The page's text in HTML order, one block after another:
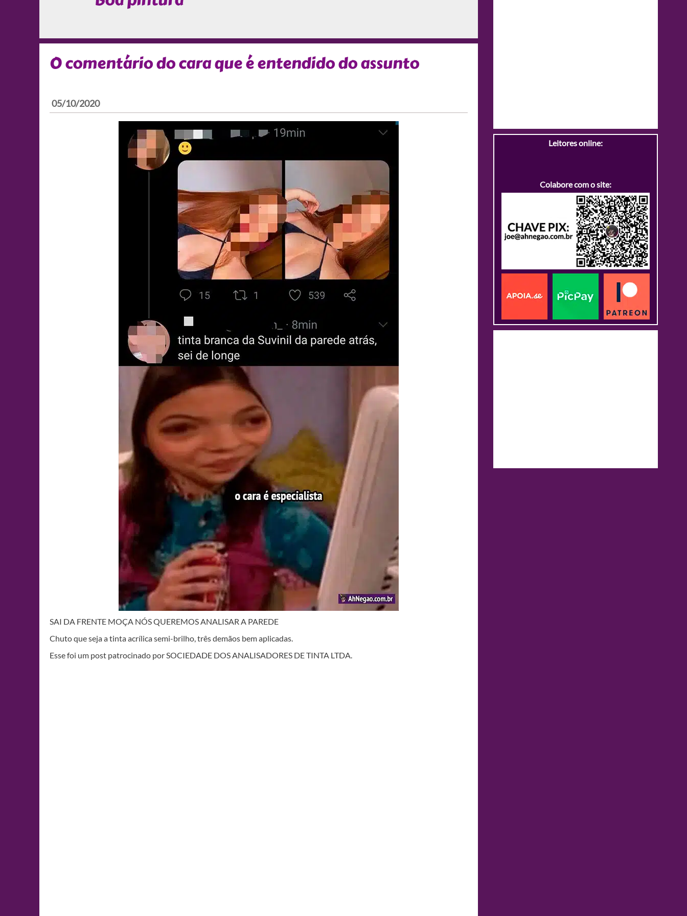
O comentário do cara que é entendido do assunto
05/10/2020
SAI DA FRENTE MOÇA NÓS QUEREMOS ANALISAR A PAREDE
Chuto que seja a tinta acrílica semi-brilho, três demãos bem aplicadas.
Esse foi um post patrocinado por SOCIEDADE DOS ANALISADORES DE TINTA LTDA.
Leitores online:
Colabore com o site: